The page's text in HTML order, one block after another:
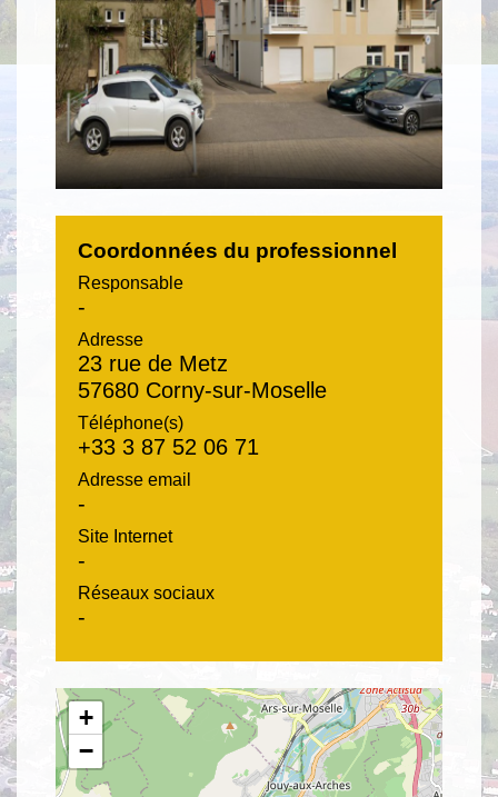
Coordonnées du professionnel
Responsable
-
Adresse
23 rue de Metz
57680 Corny-sur-Moselle
Téléphone(s)
+33 3 87 52 06 71
Adresse email
-
Site Internet
-
Réseaux sociaux
-
+
−